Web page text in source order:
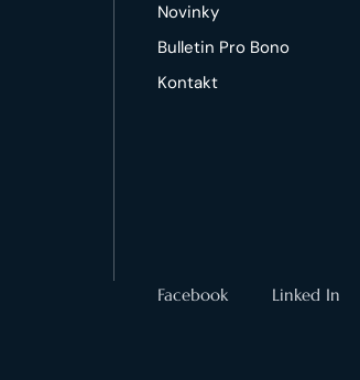
Novinky
Bulletin Pro Bono
Kontakt
Facebook Linked In